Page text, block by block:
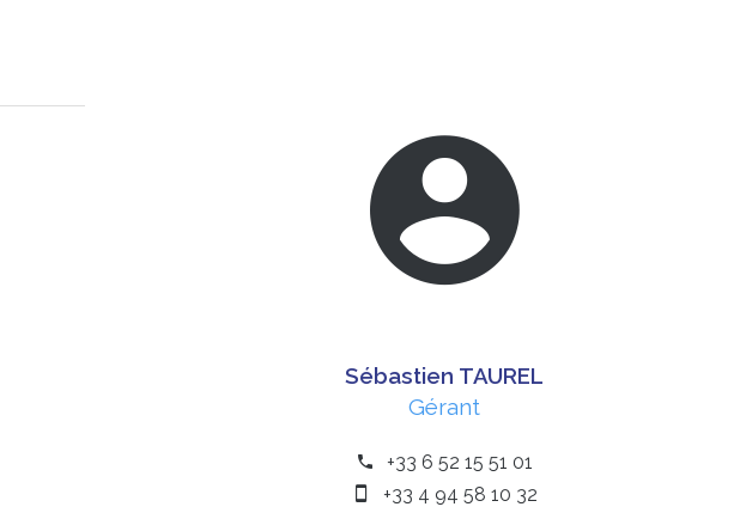
Sébastien TAUREL
Gérant
+33 6 52 15 51 01
+33 4 94 58 10 32